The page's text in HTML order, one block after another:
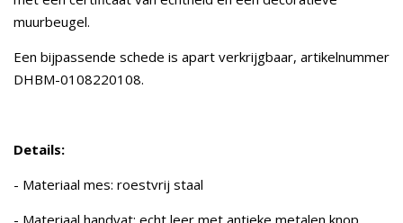
muurbeugel.
Een bijpassende schede is apart verkrijgbaar, artikelnummer
DHBM-0108220108.
Details:
- Materiaal mes: roestvrij staal
- Materiaal handvat: echt leer met antieke metalen knop